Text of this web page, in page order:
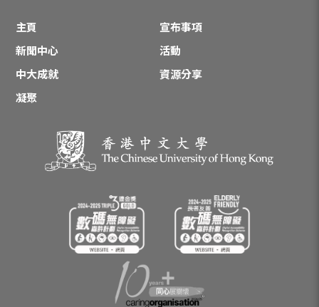
主頁
宣布事項
新聞中心
活動
中大成就
資源分享
凝聚